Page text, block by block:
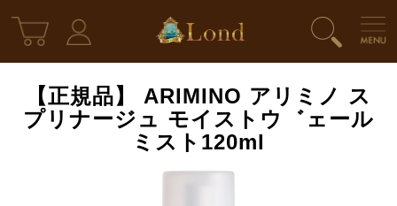
【正規品】 ARIMINO アリミノ ス
プリナージュ モイストウ゛ェール
ミスト120ml